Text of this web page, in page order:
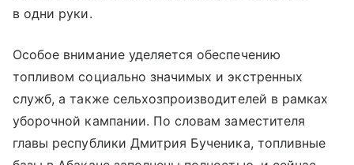
в одни руки.
Особое внимание уделяется обеспечению
топливом социально значимых и экстренных
служб, а также сельхозпроизводителей в рамках
уборочной кампании. По словам заместителя
главы республики Дмитрия Бученика, топливные